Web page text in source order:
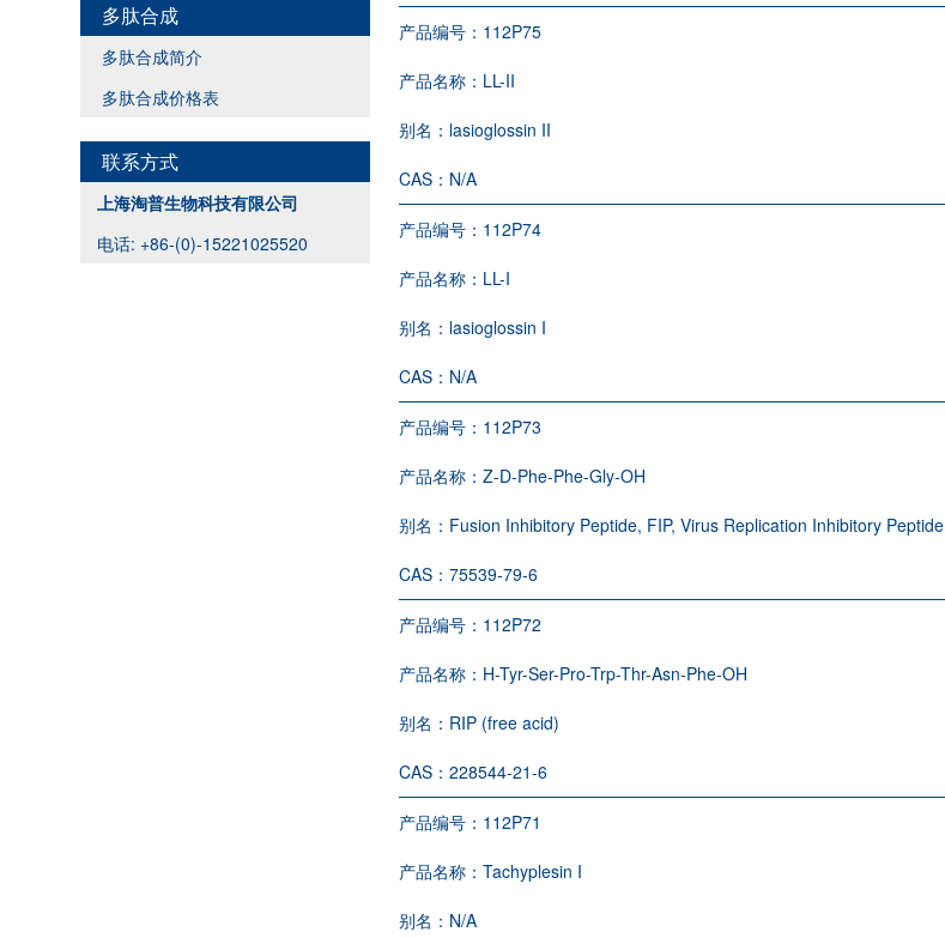
多肽合成
多肽合成简介
多肽合成价格表
联系方式
上海淘普生物科技有限公司
电话: +86-(0)-15221025520
产品编号： 112P75
产品名称： LL-II
别名： lasioglossin II
CAS： N/A
产品编号： 112P74
产品名称： LL-I
别名： lasioglossin I
CAS： N/A
产品编号： 112P73
产品名称：Z-D-Phe-Phe-Gly-OH
别名： Fusion Inhibitory Peptide, FIP, Virus Replication Inhibitory Peptide
CAS：75539-79-6
产品编号： 112P72
产品名称： H-Tyr-Ser-Pro-Trp-Thr-Asn-Phe-OH
别名： RIP (free acid)
CAS：228544-21-6
产品编号： 112P71
产品名称：Tachyplesin I
别名： N/A